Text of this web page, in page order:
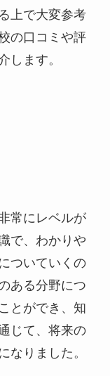
上で大変参考
の口コミや評
します。
常にレベルが
で、わかりや
ついていくの
ある分野につ
とができ、知
じて、将来の
なりました。